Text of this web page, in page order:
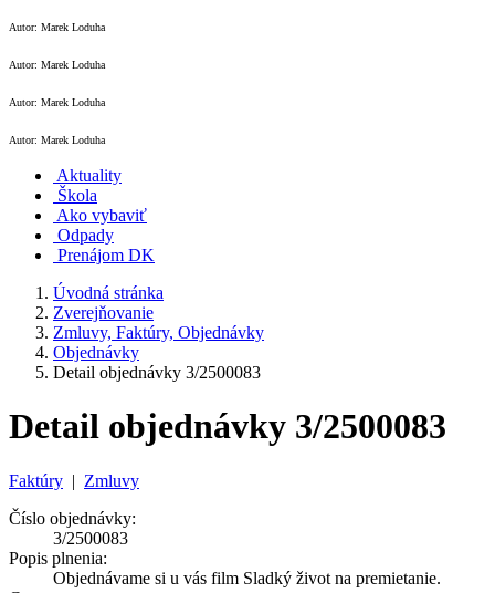
Autor: Marek Loduha
Autor: Marek Loduha
Autor: Marek Loduha
Autor: Marek Loduha
Aktuality
Škola
Ako vybaviť
Odpady
Prenájom DK
Úvodná stránka
Zverejňovanie
Zmluvy, Faktúry, Objednávky
Objednávky
Detail objednávky 3/2500083
Detail objednávky 3/2500083
Faktúry | Zmluvy
Číslo objednávky:
3/2500083
Popis plnenia:
Objednávame si u vás film Sladký život na premietanie.